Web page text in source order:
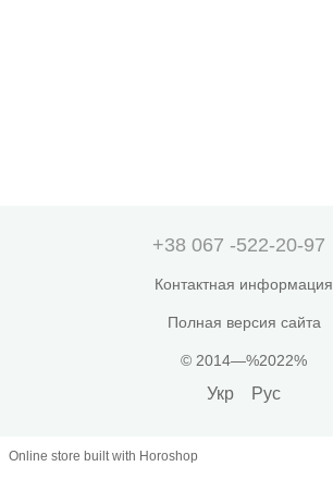
+38 067 -522-20-97
Контактная информация
Полная версия сайта
© 2014—%2022%
Укр Рус
Online store built with Horoshop